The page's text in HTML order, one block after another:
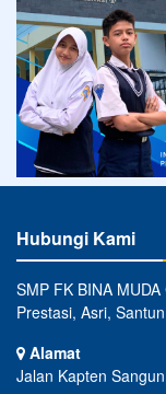
Hubungi Kami
SMP FK BINA
Prestasi, Asri, Santun
Alamat
Jalan Kapten